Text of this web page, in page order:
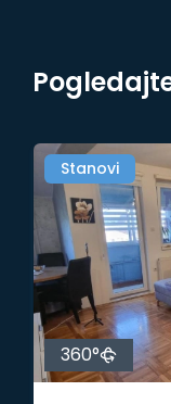
Stanovi
360°